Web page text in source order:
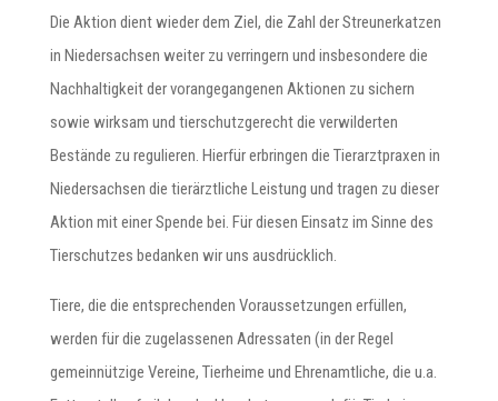
Die Aktion dient wieder dem Ziel, die Zahl der Streunerkatzen
in Niedersachsen weiter zu verringern und insbesondere die
Nachhaltigkeit der vorangegangenen Aktionen zu sichern
sowie wirksam und tierschutzgerecht die verwilderten
Bestände zu regulieren. Hierfür erbringen die Tierarztpraxen in
Niedersachsen die tierärztliche Leistung und tragen zu dieser
Aktion mit einer Spende bei. Für diesen Einsatz im Sinne des
Tierschutzes bedanken wir uns ausdrücklich.
Tiere, die die entsprechenden Voraussetzungen erfüllen,
werden für die zugelassenen Adressaten (in der Regel
gemeinnützige Vereine, Tierheime und Ehrenamtliche, die u.a.